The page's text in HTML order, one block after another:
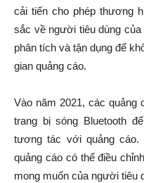
cải tiến cho phép thương
sắc về người tiêu dùng
phân tích và tận dụng để
gian quảng cáo.
Vào năm 2021, các quảng
trang bị sóng Bluetooth
tương tác với quảng cáo.
quảng cáo có thể điều
mong muốn của người tiêu